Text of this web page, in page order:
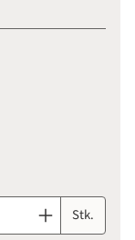
ein oderStk.